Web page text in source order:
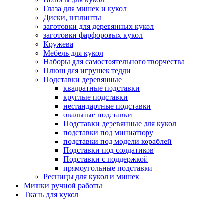
Глаза для мишек и кукол
Диски, шплинты
заготовки для деревянных кукол
заготовки фарфоровых кукол
Кружева
Мебель для кукол
Наборы для самостоятельного творчества
Плюш для игрушек тедди
Подставки деревянные
квадратные подставки
круглые подставки
нестандартные подставки
овальные подставки
Подставки деревянные для кукол
подставки под миниатюру
подставки под модели кораблей
Подставки под солдатиков
Подставки с поддержкой
прямоугольные подставки
Ресницы для кукол и мишек
Мишки ручной работы
Ткань для кукол